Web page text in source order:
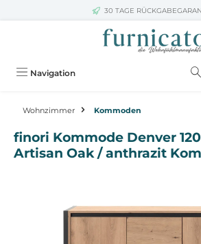
Zum Hauptinhalt springen30 TAGE
Navigation
Wohnzimmer Kommoden
finori Kommode Denver
Artisan Oak / anthrazit